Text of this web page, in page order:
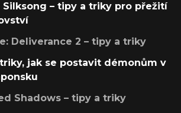
Silksong – tipy a triky pro přežití
Deliverance 2 – tipy a triky
jak se postavit démonům v
Shadows – tipy a triky